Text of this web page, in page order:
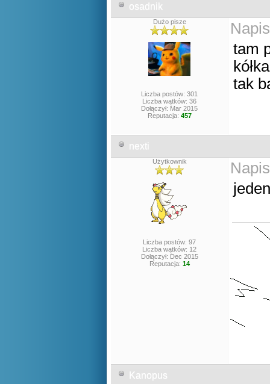
osadnik
Dużo pisze
Liczba postów: 301
Liczba wątków: 36
Dołączył: Mar 2015
Reputacja: 457
tam
tak
nexti
Użytkownik
Liczba postów: 97
Liczba wątków: 12
Dołączył: Dec 2015
Reputacja: 14
Kanopus